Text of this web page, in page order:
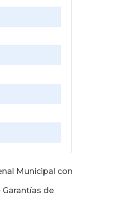
Municipal con
de